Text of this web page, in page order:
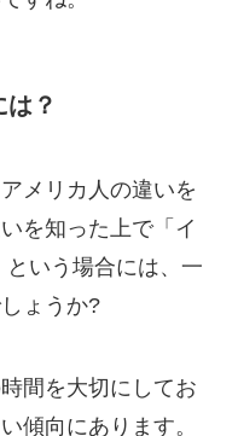
？
メリカ人の違いを
を知った上で「イ
いう場合には、一
ょうか?
間を大切にしてお
傾向にあります。